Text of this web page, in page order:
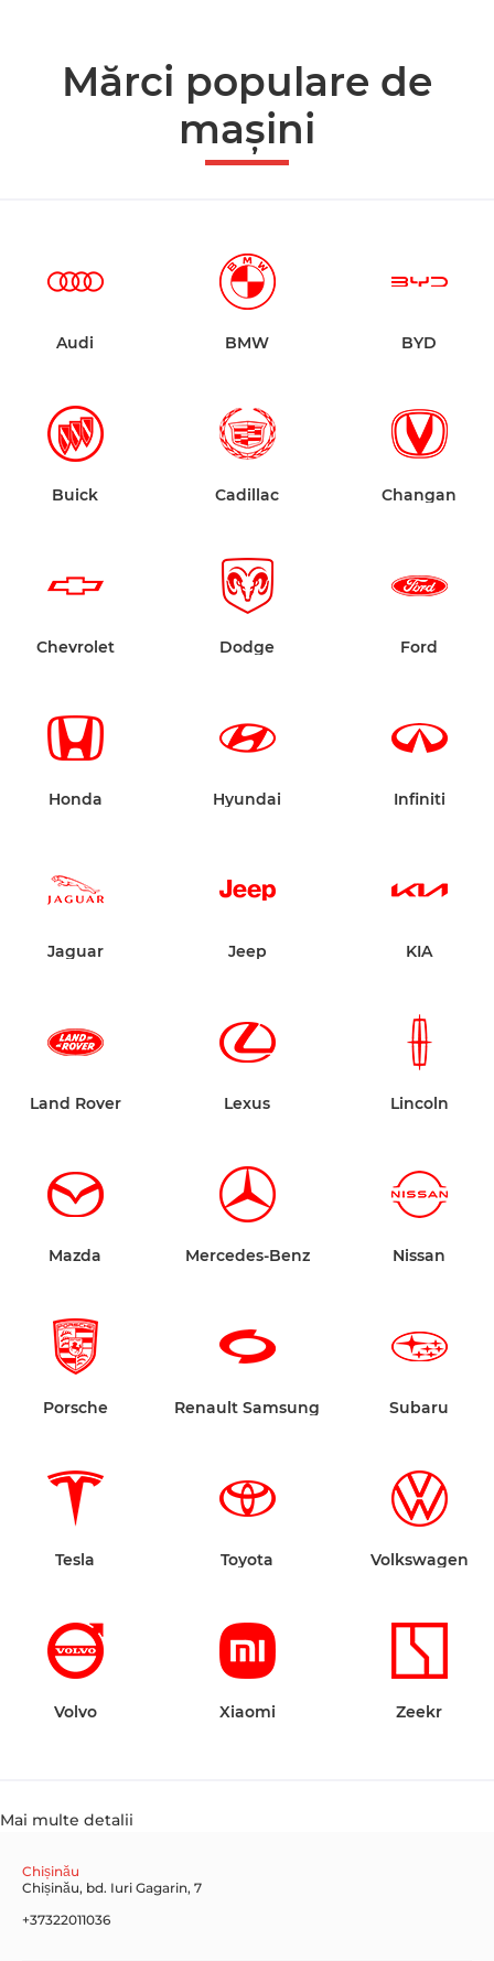
Mărci populare de
mașini
Audi BMW BYD
Buick Cadillac Changan
Chevrolet Dodge Ford
Honda Hyundai Infiniti
Jaguar Jeep KIA
Land Rover Lexus Lincoln
Mazda Mercedes-Benz Nissan
Porsche Renault Samsung Subaru
Tesla Toyota Volkswagen
Volvo Xiaomi Zeekr
Mai multe detalii
Chișinău
Chișinău, bd. Iuri Gagarin, 7
+37322011036